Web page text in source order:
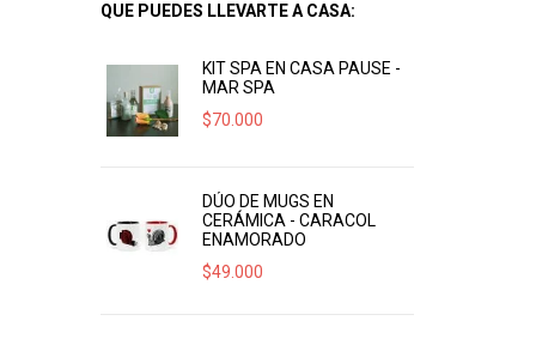
QUE PUEDES LLEVARTE A CASA:
KIT SPA EN CASA PAUSE -
MAR SPA
$70.000
DÚO DE MUGS EN
CERÁMICA - CARACOL
ENAMORADO
$49.000